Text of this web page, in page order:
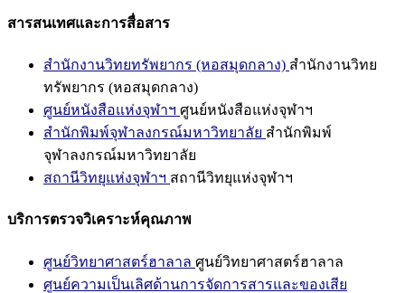
สารสนเทศและการสื่อสาร
สำนักงานวิทยทรัพยากร (หอสมุดกลาง) สำนักงานวิทย
ทรัพยากร (หอสมุดกลาง)
ศูนย์หนังสือแห่งจุฬาฯ ศูนย์หนังสือแห่งจุฬาฯ
สำนักพิมพ์จุฬาลงกรณ์มหาวิทยาลัย สำนักพิมพ์
จุฬาลงกรณ์มหาวิทยาลัย
สถานีวิทยุแห่งจุฬาฯ สถานีวิทยุแห่งจุฬาฯ
บริการตรวจวิเคราะห์คุณภาพ
ศูนย์วิทยาศาสตร์ฮาลาล ศูนย์วิทยาศาสตร์ฮาลาล
ศูนย์ความเป็นเลิศด้านการจัดการสารและของเสีย